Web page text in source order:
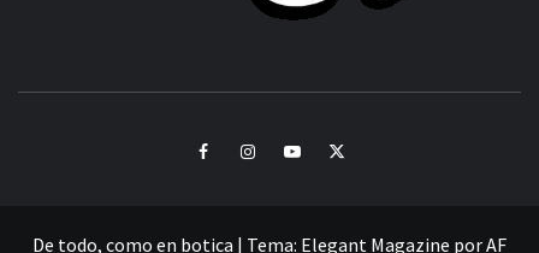
FacebookInstagramYoutubeTwitter
De todo, como en botica | Tema: Elegant Magazine porAF